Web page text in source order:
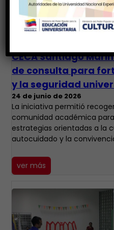
CECA Santiago
de consulta para
y la seguridad
24 de junio de 2026
La iniciativa permitió
comunidad académica
estrategias orientadas a la
autocuidado y la
ver más